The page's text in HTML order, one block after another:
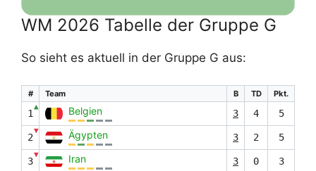
WM 2026 Tabelle der Gruppe G
So sieht es aktuell in der Gruppe G aus:
# Team B TD Pkt.
1
▲ Belgien 3 4 5
2
▼ Ägypten 3 2 5
3
▼ Iran 3 0 3